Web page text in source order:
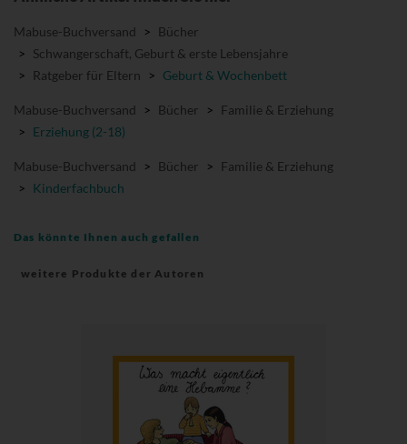
Mabuse-Buchversand > Bücher
> Schwangerschaft, Geburt & erste Lebensjahre
>
Ratgeber für Eltern > Geburt & Wochenbett
Mabuse-Buchversand > Bücher > Familie & Erziehung
> Erziehung (2-18)
Mabuse-Buchversand > Bücher > Familie & Erziehung
> Kinderfachbuch
Das könnte Ihnen auch gefallen
weitere Produkte der Autoren